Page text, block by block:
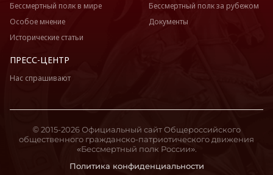
Бессмертный полк в мире
Особое мнение
Исторические статьи
Бессмертный полк за рубежом
Документы
ПРЕСС-ЦЕНТР
Нас спрашивают
Политика конфиденциальности
© 2015-2026 Официальный сайт Общероссийского
общественного гражданско-патриотического движения
«Бессмертный полк России».